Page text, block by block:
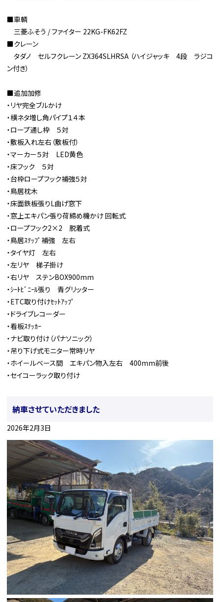
■車輌
三菱ふそう / ファイター 22KG-FK62FZ
■クレーン
タダノ セルフクレーン ZX364SLHRSA （ハイジャッキ 4段 ラジコ
ン付き）
■追加加修
・リヤ完全ブルかけ
・横ネタ増し角パイプ１４本
・ロープ通し枠 ５対
・敷板入れ左右（敷板付）
・マーカー５対 LED黄色
・床フック ５対
・台枠ロープフック補強５対
・鳥居枕木
・床面鉄板張りL曲げ窓下
・窓上エキパン張り荷締め機かけ 回転式
・ロープフック2×2 脱着式
・鳥居ｽﾃｯﾌﾟ補強 左右
・タイヤ灯 左右
・左リヤ 梯子掛け
・右リヤ ステンBOX900mm
・ｼｰﾄﾋﾞﾆｰﾙ張り 青グリッター
・ETC取り付けｾｯﾄｱｯﾌﾟ
・ドライブレコーダー
・看板ｽﾃｯｶｰ
・ナビ取り付け（パナソニック）
・吊り下げ式モニター常時リヤ
・ホイールベース間 エキパン物入左右 400mm前後
・セイコーラック取り付け
納車させていただきました
2026年2月3日